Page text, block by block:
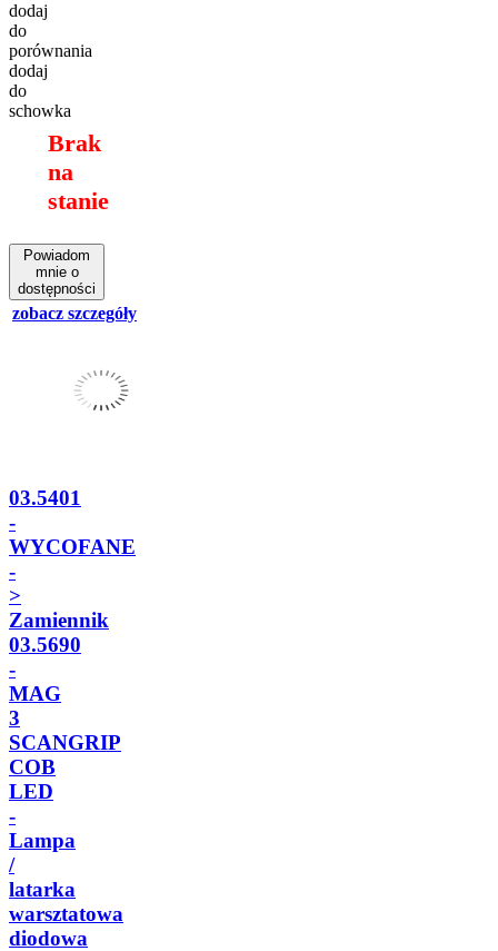
dodaj
do
porównania
dodaj
do
schowka
Brak
na
stanie
Powiadom
mnie o
dostępności
zobacz szczegóły
03.5401
-
WYCOFANE
-
>
Zamiennik
03.5690
-
MAG
3
SCANGRIP
COB
LED
-
Lampa
/
latarka
warsztatowa
diodowa